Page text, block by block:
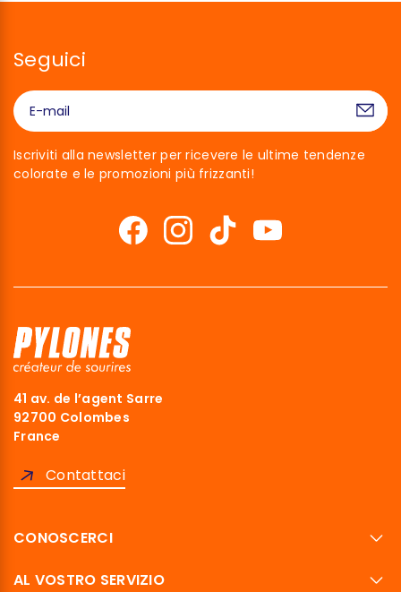
Seguici
Iscriviti alla newsletter per ricevere le ultime tendenze
colorate e le promozioni più frizzanti!
41 av. de l’agent Sarre
92700 Colombes
France
Contattaci
CONOSCERCI
AL VOSTRO SERVIZIO